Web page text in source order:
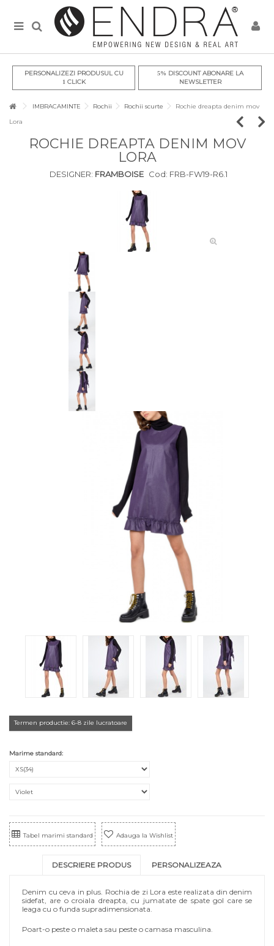
PERSONALIZEZI PRODUSUL CU
1CLICK
5% DISCOUNT ABONARE LA
NEWSLETTER
IMBRACAMINTE Rochii Rochii scurte Rochie dreapta denim mov
Lora
ROCHIE DREAPTA DENIM MOV
LORA
DESIGNER: FRAMBOISE Cod: FRB-FW19-R6.1
Termen productie: 6-8 zile lucratoare
Marime standard:
Tabel marimi standard Adauga la Wishlist
DESCRIERE PRODUS PERSONALIZEAZA
Denim cu ceva in plus. Rochia de zi Lora este realizata din denim
sidefat, are o croiala dreapta, cu jumatate de spate gol care se
leaga cu o funda supradimensionata.
Poart-o peste o maleta sau peste o camasa masculina.